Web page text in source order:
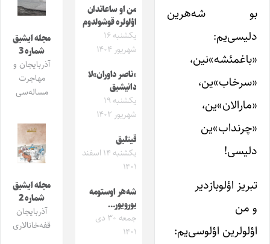
بو شه‌هرین
دلیسی‌یم:
«باغمئشه»‌نین،
«سرخاب»ین،
«مارالان»ین،
«چرنداب»ین
دلیسی!
تبریز اؤلوبازدیر
و من
اؤلولرین اؤلوسی‌یم:
من او ساعاتدان
اؤلولره قوشولدوم
یکشنبه ۱۶
شهریور ۱۴۰۴
«ناصر داوران»لا
دانیشیق
یکشنبه ۱۹
شهریور ۱۴۰۲
قیتلیق
یکشنبه ۱۴ اسفند
۱۴۰۱
شه‌هر اوستومه
یورویور…
جمعه ۳۰ دی
۱۴۰۱
مجله ایشیق
شماره 3
آذربایجان و
مهاجرت
مساله‌سی
مجله ایشیق
شماره 2
آذربایجان
قفه‌خانالاری